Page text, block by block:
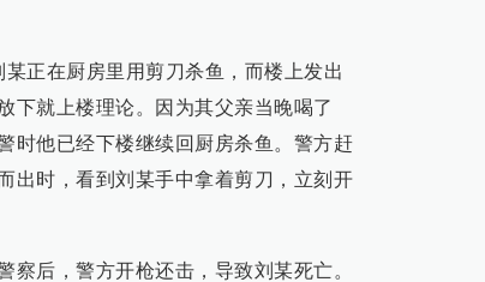
正在厨房里用剪刀杀鱼，而楼上发出
下就上楼理论。因为其父亲当晚喝了
时他已经下楼继续回厨房杀鱼。警方赶
出时，看到刘某手中拿着剪刀，立刻开
后，警方开枪还击，导致刘某死亡。